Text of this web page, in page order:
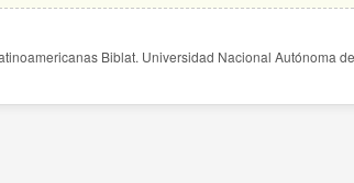
Biblat. Universidad Nacional Autónoma